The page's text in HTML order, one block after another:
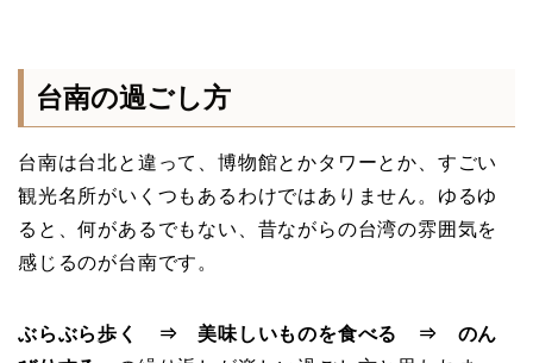
台南の過ごし方
台南は台北と違って、博物館とかタワーとか、すごい
観光名所がいくつもあるわけではありません。ゆるゆ
ると、何があるでもない、昔ながらの台湾の雰囲気を
感じるのが台南です。
ぶらぶら歩く ⇒ 美味しいものを食べる ⇒ のん